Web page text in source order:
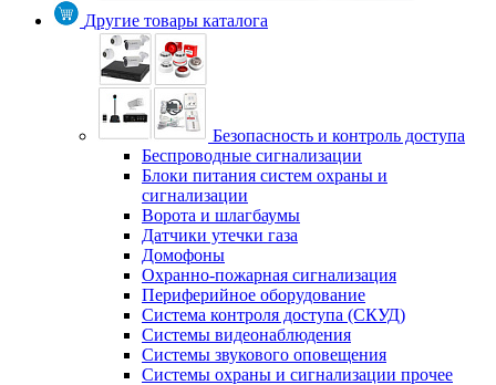
Другие товары каталога
Безопасность и контроль доступа
Беспроводные сигнализации
Блоки питания систем охраны и
сигнализации
Ворота и шлагбаумы
Датчики утечки газа
Домофоны
Охранно-пожарная сигнализация
Периферийное оборудование
Система контроля доступа (СКУД)
Системы видеонаблюдения
Системы звукового оповещения
Системы охраны и сигнализации прочее